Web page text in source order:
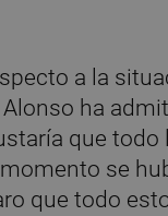
a la
ha
que todo
se
que todo